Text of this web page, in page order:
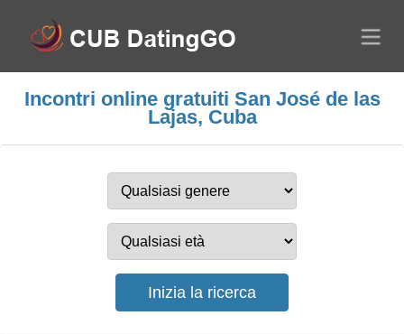
Incontri online gratuiti San José de las
Lajas, Cuba